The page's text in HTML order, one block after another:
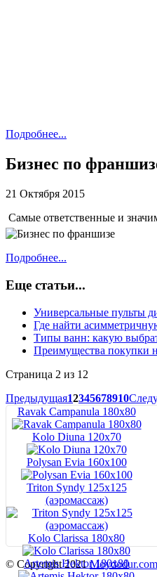
Подробнее...
Бизнес по
21 Октября 2015
Самые ответственные и
Подробнее...
Еще статьи...
Универсальные пульты
Где найти
Типы ванн: какую
Преимущества покупки
Страница 2 из 12
Предыдущая12345678910
Ravak Campanula 180x80
Kolo Diuna 120х70
Polysan Evia 160x100
Triton Syndy 125x125
(аэромассаж)
Kolo Clarissa 180x80
Artemis Hektor 180x80
© Copyright 2021Moydodur.com